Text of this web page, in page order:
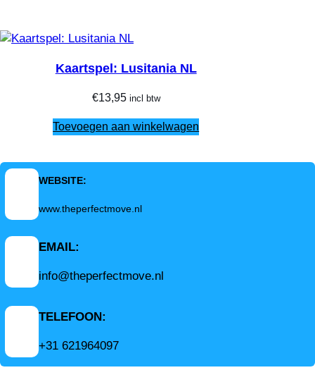
Kaartspel: Lusitania NL
€13,95 incl btw
Toevoegen aan winkelwagen
WEBSITE:
www.theperfectmove.nl
EMAIL:
info@theperfectmove.nl
TELEFOON:
+31 621964097